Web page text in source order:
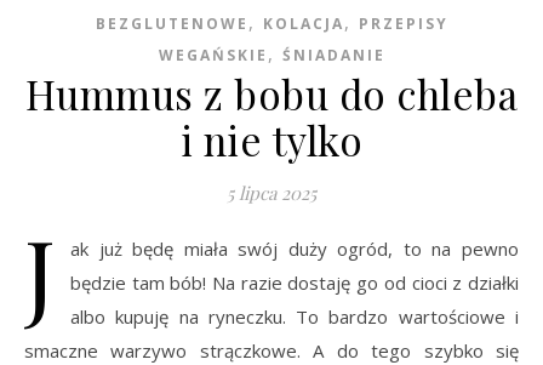
BEZGLUTENOWE , KOLACJA, PRZEPISY
WEGAŃSKIE , ŚNIADANIE
Hummus z bobu do chleba
i nie tylko
5 lipca 2025
J
ak już będę miała swój duży ogród, to na pewno
będzie tam bób! Na razie dostaję go od cioci z działki
albo kupuję na ryneczku. To bardzo wartościowe i
smaczne warzywo strączkowe. A do tego szybko się